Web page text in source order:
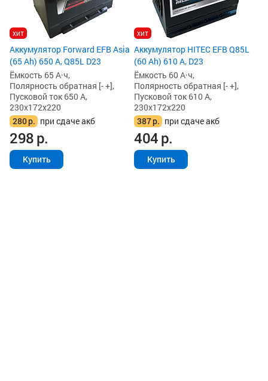
хит
Аккумулятор Forward EFB Asia
(65 Ah) 650 А, Q85L D23
Ёмкость 65 А·ч,
Полярность обратная [- +],
Пусковой ток 650 А,
230x172x220
280р. при сдаче акб
298р.
Купить
хит
Аккумулятор HITEC EFB Q85L
(60 Ah) 610 А, D23
Ёмкость 60 А·ч,
Полярность обратная [- +],
Пусковой ток 610 А,
230x172x220
387р. при сдаче акб
404р.
Купить